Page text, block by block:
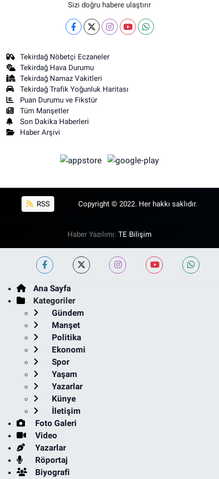
Sizi doğru habere ulaştırır
Tekirdağ Nöbetçi Eczaneler
Tekirdağ Hava Durumu
Tekirdağ Namaz Vakitleri
Tekirdağ Trafik Yoğunluk Haritası
Puan Durumu ve Fikstür
Tüm Manşetler
Son Dakika Haberleri
Haber Arşivi
RSS Copyright © 2022. Her hakkı saklıdır.
Haber Yazılımı: TE Bilişim
Ana Sayfa
Kategoriler
Gündem
Manşet
Politika
Ekonomi
Spor
Yaşam
Yazarlar
Künye
İletişim
Foto Galeri
Video
Yazarlar
Röportaj
Biyografi